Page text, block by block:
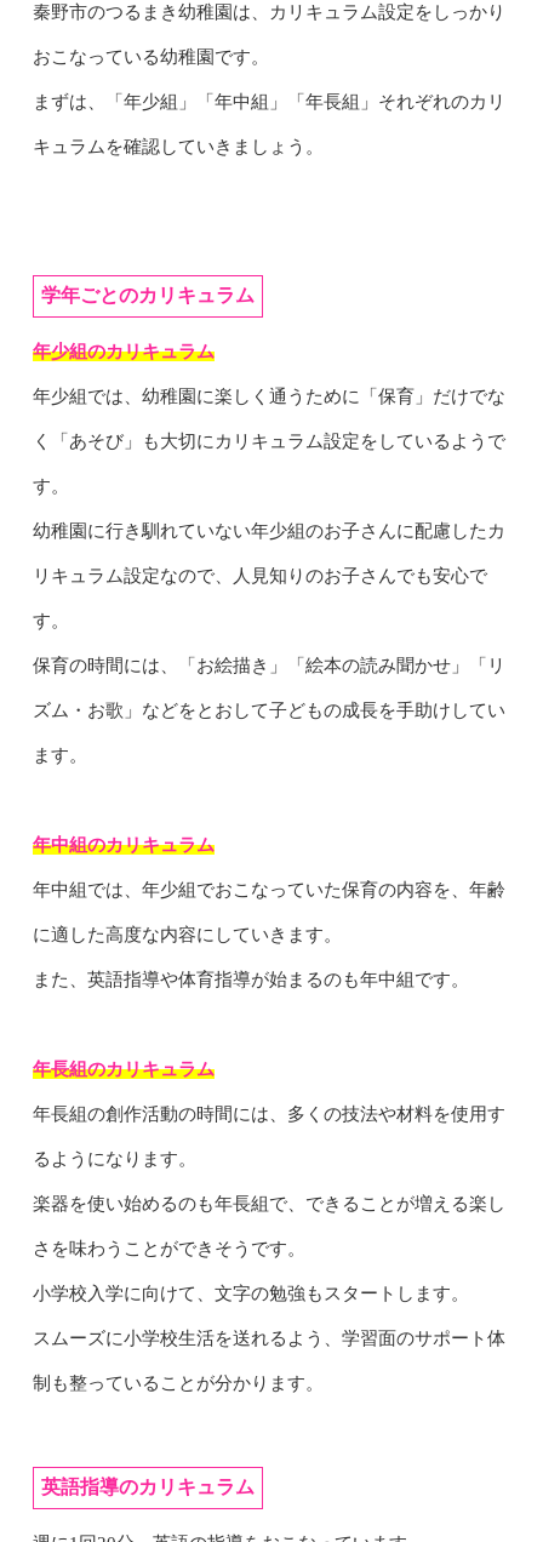
秦野市のつるまき幼稚園は、カリキュラム設定をしっかり
おこなっている幼稚園です。
まずは、「年少組」「年中組」「年長組」それぞれのカリ
キュラムを確認していきましょう。
学年ごとのカリキュラム
年少組のカリキュラム
年少組では、幼稚園に楽しく通うために「保育」だけでな
く「あそび」も大切にカリキュラム設定をしているようで
す。
幼稚園に行き馴れていない年少組のお子さんに配慮したカ
リキュラム設定なので、人見知りのお子さんでも安心で
す。
保育の時間には、「お絵描き」「絵本の読み聞かせ」「リ
ズム・お歌」などをとおして子どもの成長を手助けしてい
ます。
年中組のカリキュラム
年中組では、年少組でおこなっていた保育の内容を、年齢
に適した高度な内容にしていきます。
また、英語指導や体育指導が始まるのも年中組です。
年長組のカリキュラム
年長組の創作活動の時間には、多くの技法や材料を使用す
るようになります。
楽器を使い始めるのも年長組で、できることが増える楽し
さを味わうことができそうです。
小学校入学に向けて、文字の勉強もスタートします。
スムーズに小学校生活を送れるよう、学習面のサポート体
制も整っていることが分かります。
英語指導のカリキュラム